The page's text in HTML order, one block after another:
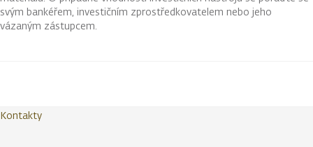
svým bankéřem, investičním zprostředkovatelem nebo jeho
vázaným zástupcem.
Kontakty